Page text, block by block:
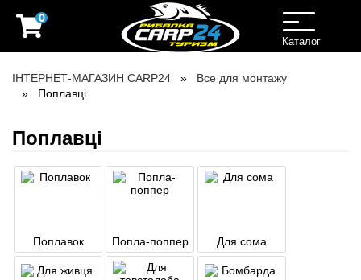
0
Toggle
navigation
Каталог
ІНТЕРНЕТ-МАГАЗИН CARP24
Все для монтажу
Поплавці
Поплавці
Поплавок Попла-поппер Для сома